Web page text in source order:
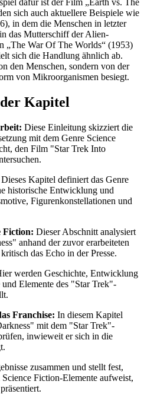
dafür ist der Film „Earth vs. The
sich auch aktuellere Beispiele wie
in dem die Menschen in letzter
das Mutterschiff der Alien-
„The War Of The Worlds“ (1953)
sich die Handlung ähnlich ab.
den Menschen, sondern von der
von Mikroorganismen besiegt.
Kapitel
Diese Einleitung skizziert die
mit dem Genre Science
den Film "Star Trek Into
Dieses Kapitel definiert das Genre
historische Entwicklung und
Figurenkonstellationen und
Fiction: Dieser Abschnitt analysiert
anhand der zuvor erarbeiteten
das Echo in der Presse.
werden Geschichte, Entwicklung
Elemente des "Star Trek"-
Franchise: In diesem Kapitel
mit dem "Star Trek"-
inwieweit er sich in die
zusammen und stellt fest,
Fiction-Elemente aufweist,